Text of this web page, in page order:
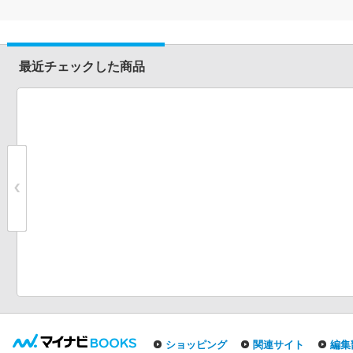
最近チェックした商品
ショッピング 関連サイト 編集